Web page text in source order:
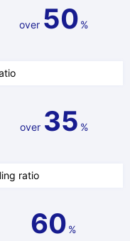
over 50 %
over 35 %
ratio
60 %